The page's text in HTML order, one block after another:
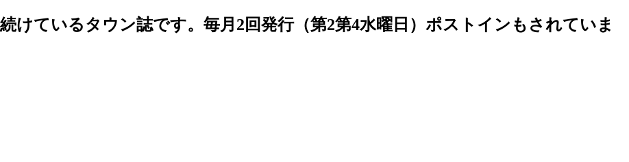
けているタウン誌です。毎月2回発行（第2第4水曜日）ポストインもされていま